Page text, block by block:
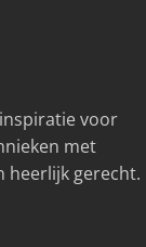
voor
met
heerlijk gerecht.